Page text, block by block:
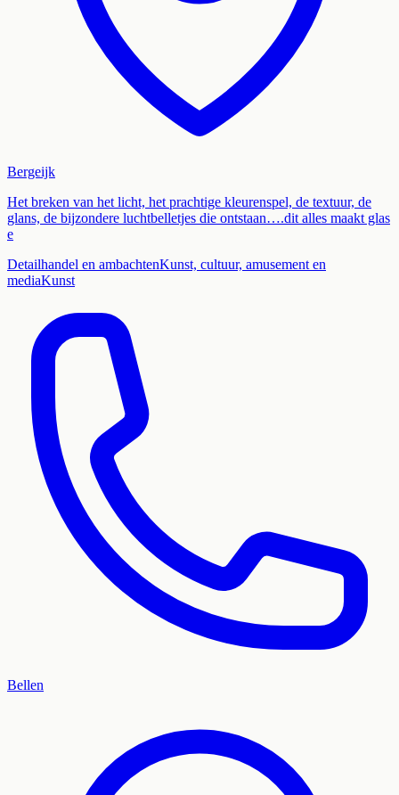
Bergeijk
Het breken van het licht, het prachtige kleurenspel, de textuur, de
glans, de bijzondere luchtbelletjes die ontstaan….dit alles maakt glas
e
Detailhandel en ambachtenKunst, cultuur, amusement en
mediaKunst
Bellen